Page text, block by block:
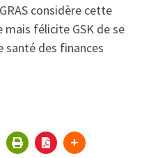
considère cette
félicite GSK de se
santé des finances